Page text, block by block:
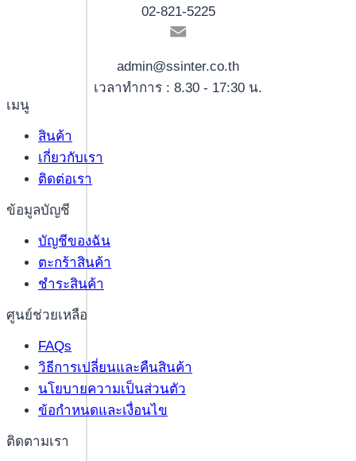
02-821-5225
admin@ssinter.co.th
เวลาทำการ : 8.30 - 17:30 น.
เมนู
สินค้า
เกี่ยวกับเรา
ติดต่อเรา
ข้อมูลบัญชี
บัญชีของฉัน
ตะกร้าสินค้า
ชำระสินค้า
ศูนย์ช่วยเหลือ
FAQs
วิธีการเปลี่ยนและคืนสินค้า
นโยบายความเป็นส่วนตัว
ข้อกำหนดและเงื่อนไข
ติดตามเรา